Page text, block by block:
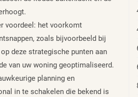
voordeel: het voorkomt
zoals bijvoorbeeld bij
deze strategische punten aan
van uw woning geoptimaliseerd.
planning en
in te schakelen die bekend is